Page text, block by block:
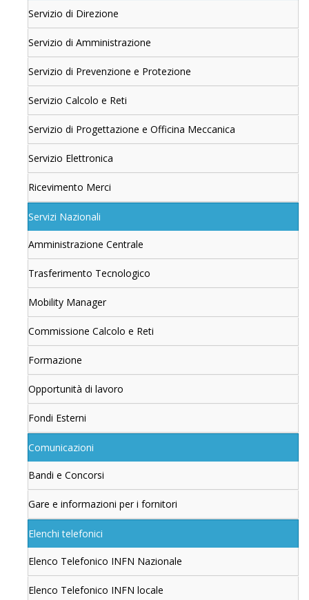
Servizio di Direzione
Servizio di Amministrazione
Servizio di Prevenzione e Protezione
Servizio Calcolo e Reti
Servizio di Progettazione e Officina Meccanica
Servizio Elettronica
Ricevimento Merci
Servizi Nazionali
Amministrazione Centrale
Trasferimento Tecnologico
Mobility Manager
Commissione Calcolo e Reti
Formazione
Opportunità di lavoro
Fondi Esterni
Comunicazioni
Bandi e Concorsi
Gare e informazioni per i fornitori
Elenchi telefonici
Elenco Telefonico INFN Nazionale
Elenco Telefonico INFN locale